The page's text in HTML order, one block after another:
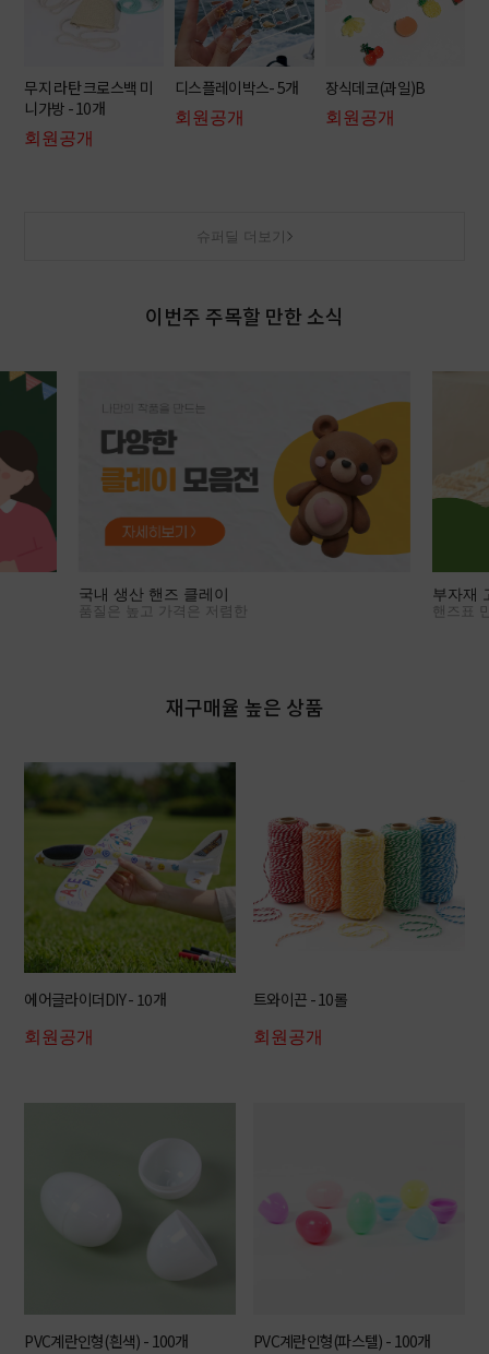
무지 라탄 크로스백 미
니가방 - 10개
회원공개
디스플레이박스- 5개
회원공개
장식데코(과일)B
회원공개
슈퍼딜 더보기
이번주 주목할 만한 소식
국내 생산 핸즈 클레이
품질은 높고 가격은 저렴한
부자재
핸즈표
재구매율 높은 상품
에어글라이더DIY - 10개
회원공개
트와이끈 - 10롤
회원공개
PVC계란인형(흰색) - 100개 PVC계란인형(파스텔) - 100개